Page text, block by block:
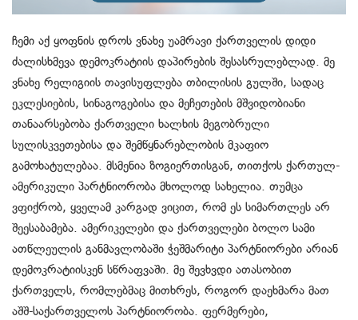
ჩემი აქ ყოფნის დროს ვნახე უამრავი ქართველის დიდი
ძალისხმევა დემოკრატიის დაპირების შესასრულებლად. მე
ვნახე რელიგიის თავისუფლება თბილისის გულში, სადაც
ეკლესიების, სინაგოგებისა და მეჩეთების მშვიდობიანი
თანაარსებობა ქართველი ხალხის მეგობრული
სულისკვეთებისა და შემწყნარებლობის მკაფიო
გამოხატულებაა. მსმენია ზოგიერთისგან, თითქოს ქართულ-
ამერიკული პარტნიორობა მხოლოდ სახელია. თუმცა
ვფიქრობ, ყველამ კარგად ვიცით, რომ ეს სიმართლეს არ
შეესაბამება. ამერიკელები და ქართველები ბოლო სამი
ათწლეულის განმავლობაში ჭეშმარიტი პარტნიორები არიან
დემოკრატიისკენ სწრაფვაში. მე შევხვდი ათასობით
ქართველს, რომლებმაც მითხრეს, როგორ დაეხმარა მათ
აშშ-საქართველოს პარტნიორობა. ფერმერები,